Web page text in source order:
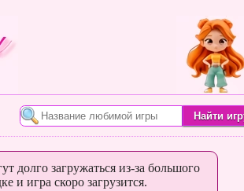
долго загружаться из-за большого
и игра скоро загрузится.